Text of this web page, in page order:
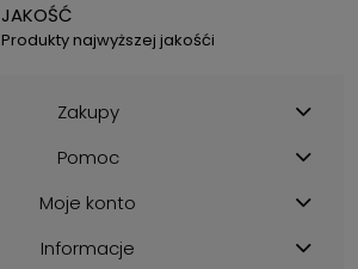
JAKOŚĆ
Produkty najwyższej jakośći
Zakupy
Pomoc
Moje konto
Informacje